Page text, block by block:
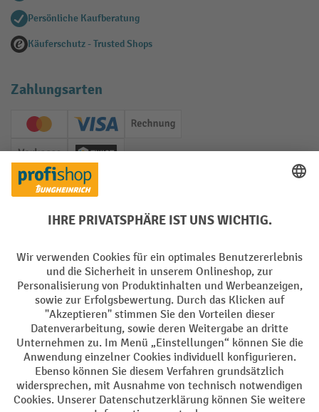
Persönliche Kaufberatung
Käuferschutz - Trusted Shops
Zahlungsarten
Creditcard (Master)Creditcard (Visa)
Rechnung
Vorkasse Twint
Sprachen
DE FR
AGB Impressum Datenschutz Privacy Settings
Alle Preise exkl. gesetzl. Mehrwertsteuer zzgl.Versandkosten und ggf.